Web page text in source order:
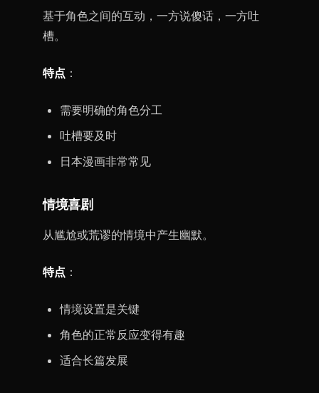
基于角色之间的互动，一方说傻话，一方吐
槽。
特点 ：
需要明确的角色分工
吐槽要及时
日本漫画非常常见
情境喜剧
从尴尬或荒谬的情境中产生幽默。
特点 ：
情境设置是关键
角色的正常反应变得有趣
适合长篇发展